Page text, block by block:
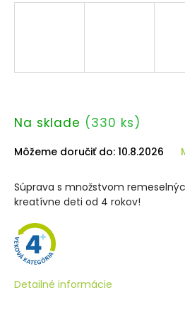
Na sklade (330 ks)
Môžeme doručiť do: 10.8.2026
Súprava s množstvom
kreatívne deti od 4 rokov!
Detailné informácie